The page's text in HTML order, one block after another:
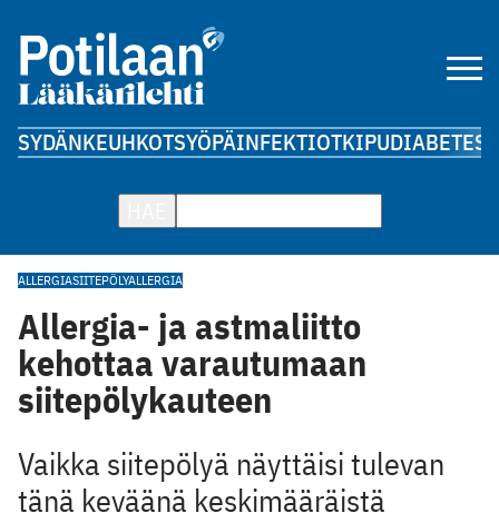
SYDÄNKEUHKOTSYÖPÄINFEKTIOTKIPUDIABETES
ALLERGIASIITEPÖLYALLERGIA
Allergia- ja astmaliitto
kehottaa varautumaan
siitepölykauteen
Vaikka siitepölyä näyttäisi tulevan
tänä keväänä keskimääräistä